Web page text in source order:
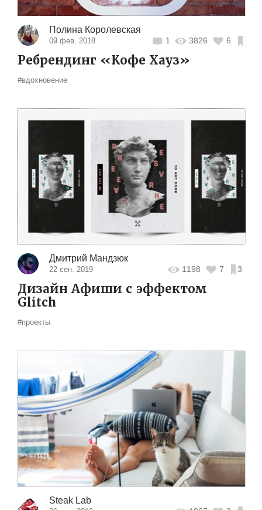
Полина Королевская
09 фев. 2018 1 3826 6
Ребрендинг «Кофе Хауз»
#вдохновение
Дмитрий Мандзюк
22 сен. 2019 1198 7 3
Дизайн Афиши с эффектом
Glitch
#проекты
Steak Lab